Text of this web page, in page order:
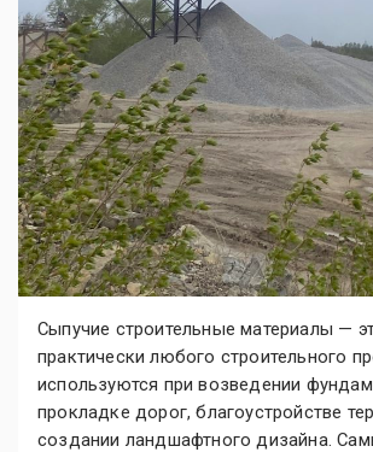
Сыпучие строительные материалы —
практически любого строительного
используются при возведении
прокладке дорог, благоустройстве
создании ландшафтного дизайна.